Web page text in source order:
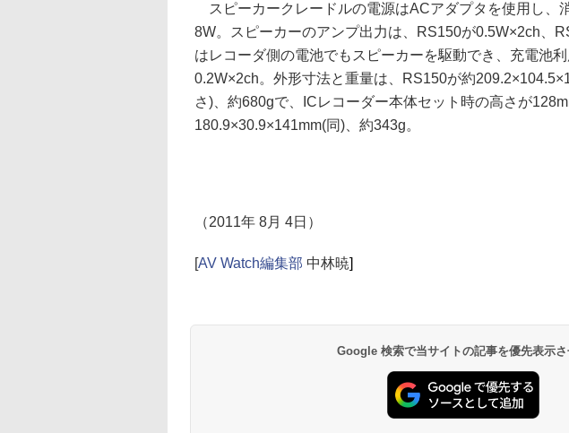
スピーカークレードルの電源はACアダプタを使用し、
8W。スピーカーのアンプ出力は、RS150が0.5W×2ch、
はレコーダ側の電池でもスピーカーを駆動でき、充電池
0.2W×2ch。外形寸法と重量は、RS150が約
さ)、約680gで、ICレコーダー本体セット時の高さが
180.9×30.9×141mm(同)、約343g。
（2011年 8月 4日）
[AV Watch編集部 中林暁]
Google 検索で当サイトの記事を優先表示さ